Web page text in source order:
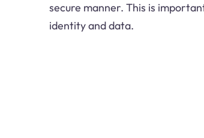
secure manner. This is
identity and data.